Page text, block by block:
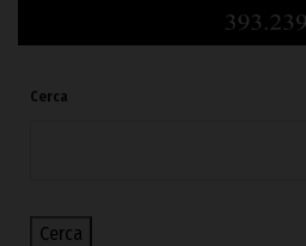
Cerca
Cerca